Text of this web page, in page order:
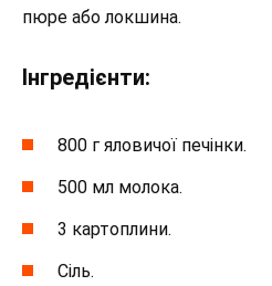
пюре або локшина.
Інгредієнти:
800 г яловичої печінки.
500 мл молока.
3 картоплини.
Сіль.